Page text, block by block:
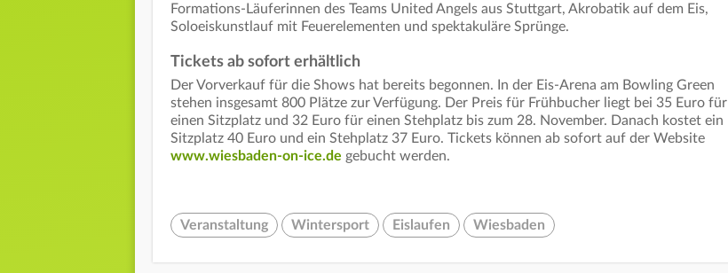
Formations-Läuferinnen des Teams United Angels aus Stuttgart, Akrobatik auf dem Eis,
Soloeiskunstlauf mit Feuerelementen und spektakuläre Sprünge.
Tickets ab sofort erhältlich
Der Vorverkauf für die Shows hat bereits begonnen. In der Eis-Arena am Bowling Green
stehen insgesamt 800 Plätze zur Verfügung. Der Preis für Frühbucher liegt bei 35 Euro für
einen Sitzplatz und 32 Euro für einen Stehplatz bis zum 28. November. Danach kostet ein
Sitzplatz 40 Euro und ein Stehplatz 37 Euro. Tickets können ab sofort auf der Website
www.wiesbaden-on-ice.de gebucht werden.
Veranstaltung Wintersport Eislaufen Wiesbaden